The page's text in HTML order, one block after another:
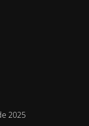
2025